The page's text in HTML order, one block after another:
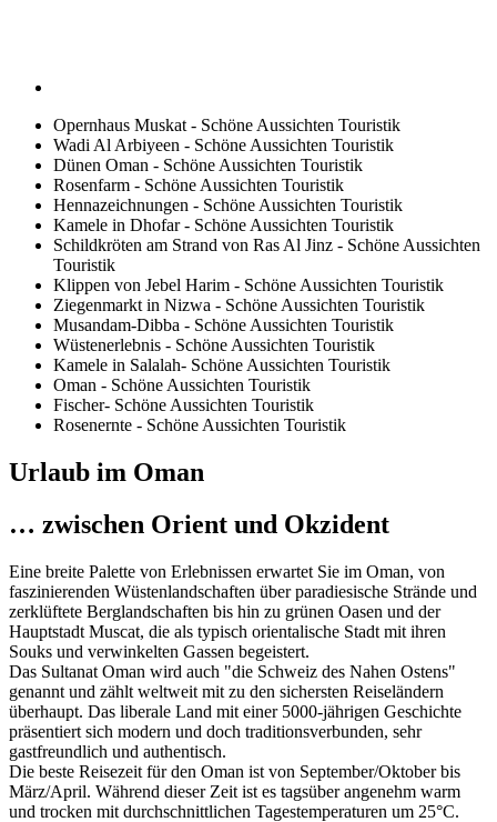
Opernhaus Muskat - Schöne Aussichten Touristik
Wadi Al Arbiyeen - Schöne Aussichten Touristik
Dünen Oman - Schöne Aussichten Touristik
Rosenfarm - Schöne Aussichten Touristik
Hennazeichnungen - Schöne Aussichten Touristik
Kamele in Dhofar - Schöne Aussichten Touristik
Schildkröten am Strand von Ras Al Jinz - Schöne Aussichten
Touristik
Klippen von Jebel Harim - Schöne Aussichten Touristik
Ziegenmarkt in Nizwa - Schöne Aussichten Touristik
Musandam-Dibba - Schöne Aussichten Touristik
Wüstenerlebnis - Schöne Aussichten Touristik
Kamele in Salalah- Schöne Aussichten Touristik
Oman - Schöne Aussichten Touristik
Fischer- Schöne Aussichten Touristik
Rosenernte - Schöne Aussichten Touristik
Urlaub im Oman
… zwischen Orient und Okzident
Eine breite Palette von Erlebnissen erwartet Sie im Oman, von
faszinierenden Wüstenlandschaften über paradiesische Strände und
zerklüftete Berglandschaften bis hin zu grünen Oasen und der
Hauptstadt Muscat, die als typisch orientalische Stadt mit ihren
Souks und verwinkelten Gassen begeistert.
Das Sultanat Oman wird auch "die Schweiz des Nahen Ostens"
genannt und zählt weltweit mit zu den sichersten Reiseländern
überhaupt. Das liberale Land mit einer 5000-jährigen Geschichte
präsentiert sich modern und doch traditionsverbunden, sehr
gastfreundlich und authentisch.
Die beste Reisezeit für den Oman ist von September/Oktober bis
März/April. Während dieser Zeit ist es tagsüber angenehm warm
und trocken mit durchschnittlichen Tagestemperaturen um 25°C.